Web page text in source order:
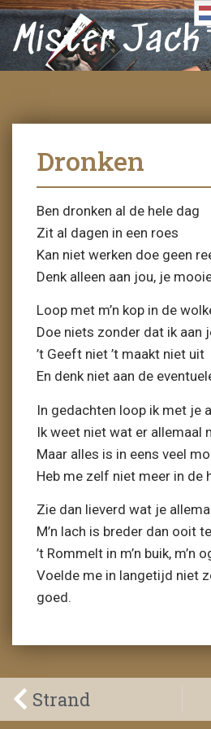
Mister Jack
Dronken
Ben dronken al de hele dag
Zit al dagen in een roes
Kan niet werken doe geen
Denk alleen aan jou, je
Loop met m’n kop in de
Doe niets zonder dat ik aan
’t Geeft niet ’t maakt niet uit
En denk niet aan de
In gedachten loop ik met je
Ik weet niet wat er allemaal
Maar alles is in eens veel
Heb me zelf niet meer in de
Zie dan lieverd wat je
M’n lach is breder dan ooit
’t Rommelt in m’n buik, m’n
Voelde me in langetijd niet
goed.
Strand